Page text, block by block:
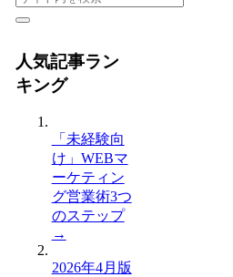
人気記事ラン
キング
「未経験向
け」WEBマ
ーケティン
グ営業術3つ
のステップ
→
2026年4月版